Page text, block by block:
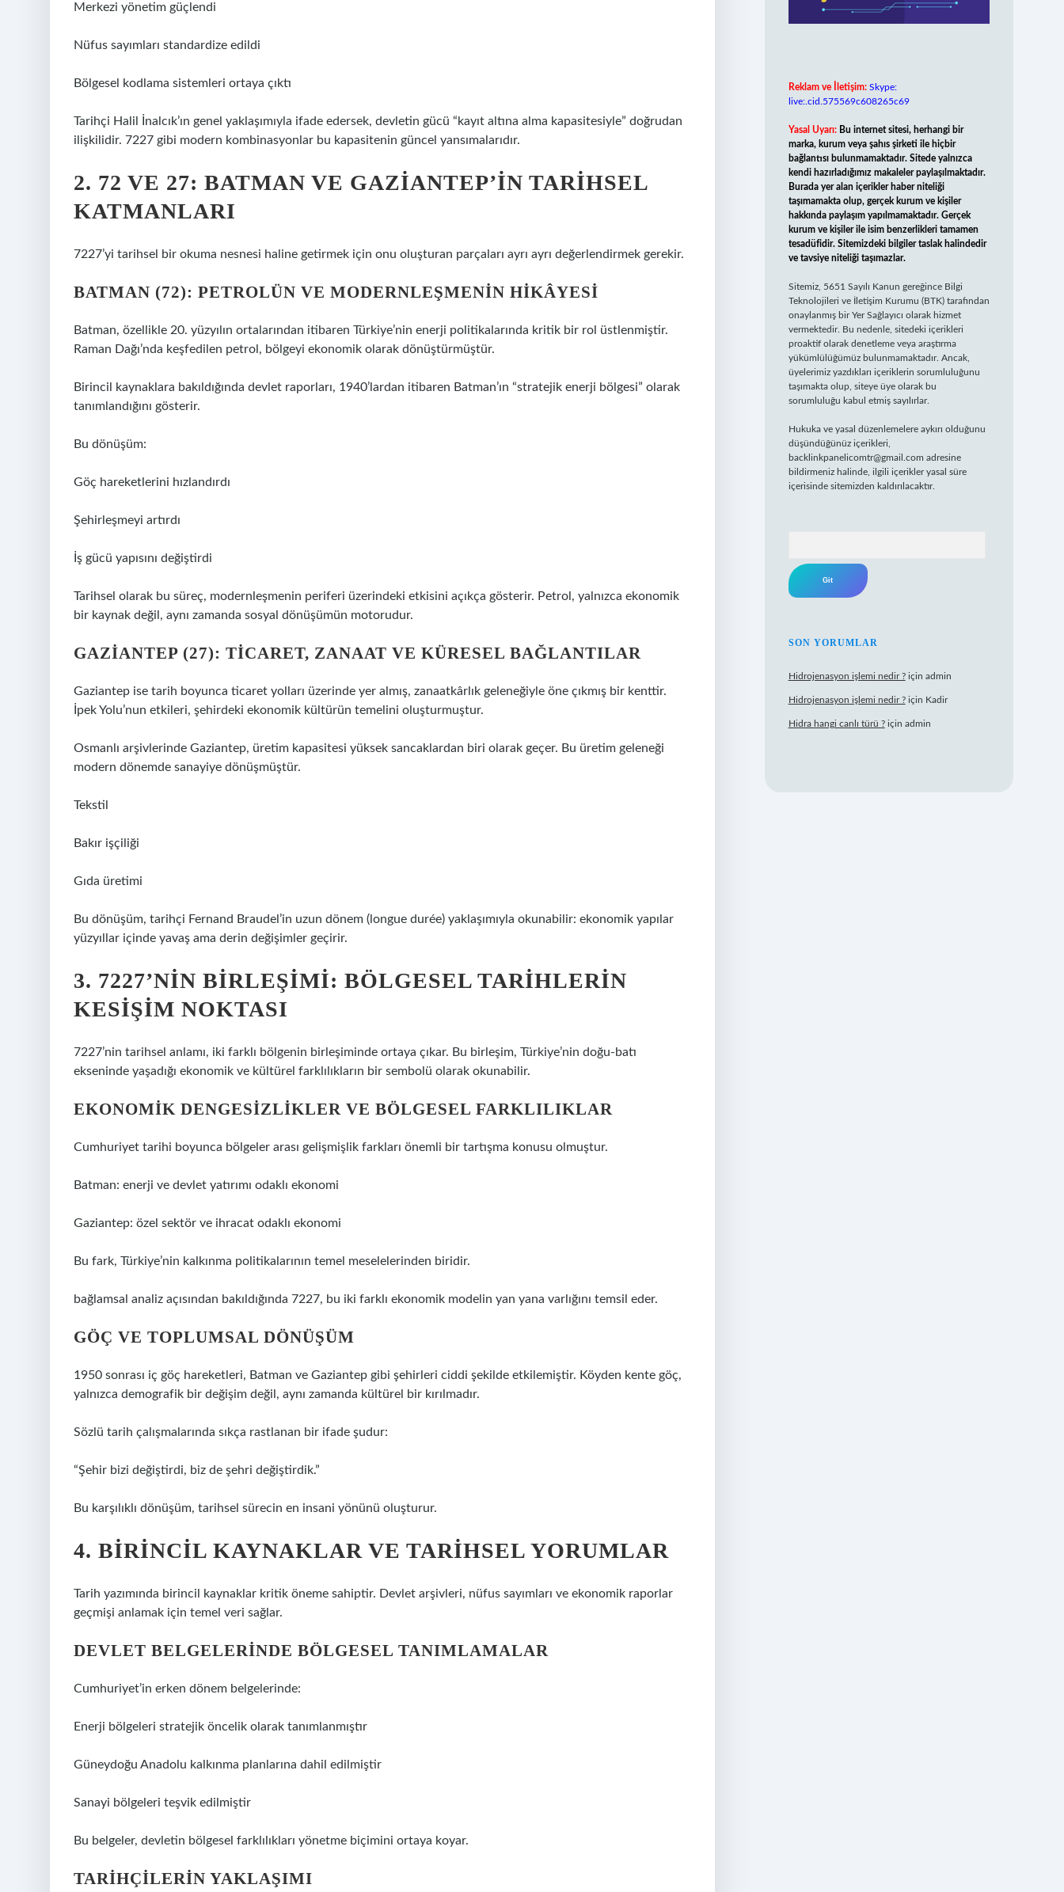
Merkezi yönetim güçlendi
Nüfus sayımları standardize edildi
Bölgesel kodlama sistemleri ortaya çıktı
Tarihçi Halil İnalcık’ın genel yaklaşımıyla ifade edersek, devletin gücü “kayıt altına alma kapasitesiyle” doğrudan
ilişkilidir. 7227 gibi modern kombinasyonlar bu kapasitenin güncel yansımalarıdır.
2. 72 VE 27: BATMAN VE GAZIANTEP’IN TARIHSEL
KATMANLARI
7227’yi tarihsel bir okuma nesnesi haline getirmek için onu oluşturan parçaları ayrı ayrı değerlendirmek gerekir.
BATMAN (72): PETROLÜN VE MODERNLEŞMENIN HIKÂYESI
Batman, özellikle 20. yüzyılın ortalarından itibaren Türkiye’nin enerji politikalarında kritik bir rol üstlenmiştir.
Raman Dağı’nda keşfedilen petrol, bölgeyi ekonomik olarak dönüştürmüştür.
Birincil kaynaklara bakıldığında devlet raporları, 1940’lardan itibaren Batman’ın “stratejik enerji bölgesi” olarak
tanımlandığını gösterir.
Bu dönüşüm:
Göç hareketlerini hızlandırdı
Şehirleşmeyi artırdı
İş gücü yapısını değiştirdi
Tarihsel olarak bu süreç, modernleşmenin periferi üzerindeki etkisini açıkça gösterir. Petrol, yalnızca ekonomik
bir kaynak değil, aynı zamanda sosyal dönüşümün motorudur.
GAZIANTEP (27): TICARET, ZANAAT VE KÜRESEL BAĞLANTILAR
Gaziantep ise tarih boyunca ticaret yolları üzerinde yer almış, zanaatkârlık geleneğiyle öne çıkmış bir kenttir.
İpek Yolu’nun etkileri, şehirdeki ekonomik kültürün temelini oluşturmuştur.
Osmanlı arşivlerinde Gaziantep, üretim kapasitesi yüksek sancaklardan biri olarak geçer. Bu üretim geleneği
modern dönemde sanayiye dönüşmüştür.
Tekstil
Bakır işçiliği
Gıda üretimi
Bu dönüşüm, tarihçi Fernand Braudel’in uzun dönem (longue durée) yaklaşımıyla okunabilir: ekonomik yapılar
yüzyıllar içinde yavaş ama derin değişimler geçirir.
3. 7227’NIN BIRLEŞIMI: BÖLGESEL TARIHLERIN
KESIŞIM NOKTASI
7227’nin tarihsel anlamı, iki farklı bölgenin birleşiminde ortaya çıkar. Bu birleşim, Türkiye’nin doğu-batı
ekseninde yaşadığı ekonomik ve kültürel farklılıkların bir sembolü olarak okunabilir.
EKONOMIK DENGESIZLIKLER VE BÖLGESEL FARKLILIKLAR
Cumhuriyet tarihi boyunca bölgeler arası gelişmişlik farkları önemli bir tartışma konusu olmuştur.
Batman: enerji ve devlet yatırımı odaklı ekonomi
Gaziantep: özel sektör ve ihracat odaklı ekonomi
Bu fark, Türkiye’nin kalkınma politikalarının temel meselelerinden biridir.
bağlamsal analiz açısından bakıldığında 7227, bu iki farklı ekonomik modelin yan yana varlığını temsil eder.
GÖÇ VE TOPLUMSAL DÖNÜŞÜM
1950 sonrası iç göç hareketleri, Batman ve Gaziantep gibi şehirleri ciddi şekilde etkilemiştir. Köyden kente göç,
yalnızca demografik bir değişim değil, aynı zamanda kültürel bir kırılmadır.
Sözlü tarih çalışmalarında sıkça rastlanan bir ifade şudur:
“Şehir bizi değiştirdi, biz de şehri değiştirdik.”
Bu karşılıklı dönüşüm, tarihsel sürecin en insani yönünü oluşturur.
4. BIRINCIL KAYNAKLAR VE TARIHSEL YORUMLAR
Tarih yazımında birincil kaynaklar kritik öneme sahiptir. Devlet arşivleri, nüfus sayımları ve ekonomik raporlar
geçmişi anlamak için temel veri sağlar.
DEVLET BELGELERINDE BÖLGESEL TANIMLAMALAR
Cumhuriyet’in erken dönem belgelerinde:
Enerji bölgeleri stratejik öncelik olarak tanımlanmıştır
Güneydoğu Anadolu kalkınma planlarına dahil edilmiştir
Sanayi bölgeleri teşvik edilmiştir
Bu belgeler, devletin bölgesel farklılıkları yönetme biçimini ortaya koyar.
TARIHÇILERIN YAKLAŞIMI
Reklam ve İletişim: Skype:
live:.cid.575569c608265c69
Yasal Uyarı: Bu internet sitesi, herhangi bir
marka, kurum veya şahıs şirketi ile hiçbir
bağlantısı bulunmamaktadır. Sitede yalnızca
kendi hazırladığımız makaleler paylaşılmaktadır.
Burada yer alan içerikler haber niteliği
taşımamakta olup, gerçek kurum ve kişiler
hakkında paylaşım yapılmamaktadır. Gerçek
kurum ve kişiler ile isim benzerlikleri tamamen
tesadüfidir. Sitemizdeki bilgiler taslak halindedir
ve tavsiye niteliği taşımazlar.
Sitemiz, 5651 Sayılı Kanun gereğince Bilgi
Teknolojileri ve İletişim Kurumu (BTK) tarafından
onaylanmış bir Yer Sağlayıcı olarak hizmet
vermektedir. Bu nedenle, sitedeki içerikleri
proaktif olarak denetleme veya araştırma
yükümlülüğümüz bulunmamaktadır. Ancak,
üyelerimiz yazdıkları içeriklerin sorumluluğunu
taşımakta olup, siteye üye olarak bu
sorumluluğu kabul etmiş sayılırlar.
Hukuka ve yasal düzenlemelere aykırı olduğunu
düşündüğünüz içerikleri,
backlinkpanelicomtr@gmail.com adresine
bildirmeniz halinde, ilgili içerikler yasal süre
içerisinde sitemizden kaldırılacaktır.
SON YORUMLAR
Hidrojenasyon işlemi nedir ?için admin
Hidrojenasyon işlemi nedir ?için Kadir
Hidra hangi canlı türü ?için admin